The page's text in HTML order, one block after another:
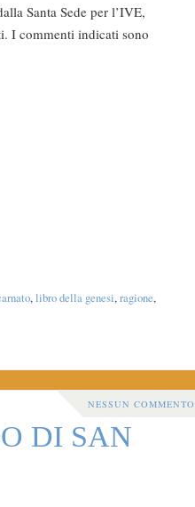
Santa Sede per l’IVE,
I commenti indicati sono
,libro della genesi,ragione,
NESSUN COMMENTO
DI SAN